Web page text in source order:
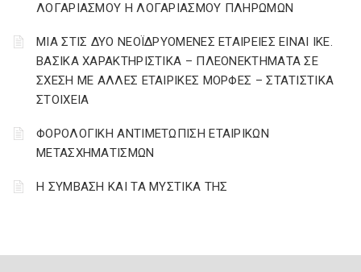
ΛΟΓΑΡΙΑΣΜΟΥ Η ΛΟΓΑΡΙΑΣΜΟΥ ΠΛΗΡΩΜΩΝ
ΜΙΑ ΣΤΙΣ ΔΥΟ ΝΕΟΪΔΡΥΟΜΕΝΕΣ ΕΤΑΙΡΕΙΕΣ ΕΙΝΑΙ ΙΚΕ.
ΒΑΣΙΚΑ ΧΑΡΑΚΤΗΡΙΣΤΙΚΑ – ΠΛΕΟΝΕΚΤΗΜΑΤΑ ΣΕ
ΣΧΕΣΗ ΜΕ ΑΛΛΕΣ ΕΤΑΙΡΙΚΕΣ ΜΟΡΦΕΣ – ΣΤΑΤΙΣΤΙΚΑ
ΣΤΟΙΧΕΙΑ
ΦΟΡΟΛΟΓΙΚΗ ΑΝΤΙΜΕΤΩΠΙΣΗ ΕΤΑΙΡΙΚΩΝ
ΜΕΤΑΣΧΗΜΑΤΙΣΜΩΝ
Η ΣΥΜΒΑΣΗ ΚΑΙ ΤΑ ΜΥΣΤΙΚΑ ΤΗΣ